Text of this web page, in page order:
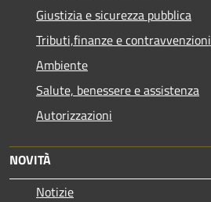
Giustizia e sicurezza pubblica
Tributi,finanze e contravvenzioni
Ambiente
Salute, benessere e assistenza
Autorizzazioni
NOVITÀ
Notizie